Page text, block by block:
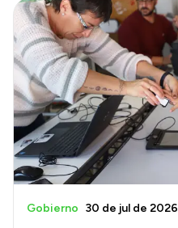
Gobierno 30 de jul de 2026